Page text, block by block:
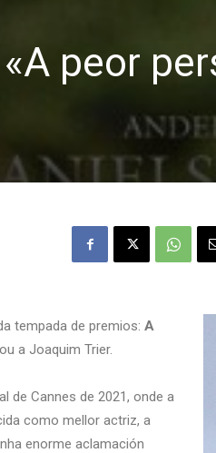
peor
tempada de premios: A
a Joaquim Trier.
de Cannes de 2021, onde a
como mellor actriz, a
enorme aclamación